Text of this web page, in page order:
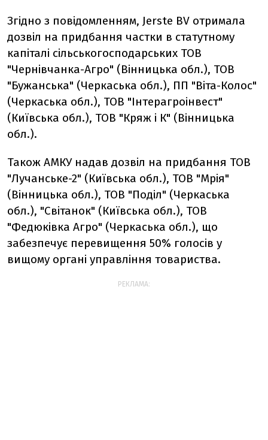
Згідно з повідомленням, Jerste BV отримала
дозвіл на придбання частки в статутному
капіталі сільськогосподарських ТОВ
"Чернівчанка-Агро" (Вінницька обл.), ТОВ
"Бужанська" (Черкаська обл.), ПП "Віта-Колос"
(Черкаська обл.), ТОВ "Інтерагроінвест"
(Київська обл.), ТОВ "Кряж і К" (Вінницька
обл.).
Також АМКУ надав дозвіл на придбання ТОВ
"Лучанське-2" (Київська обл.), ТОВ "Мрія"
(Вінницька обл.), ТОВ "Поділ" (Черкаська
обл.), "Світанок" (Київська обл.), ТОВ
"Федюківка Агро" (Черкаська обл.), що
забезпечує перевищення 50% голосів у
вищому органі управління товариства.
РЕКЛАМА: